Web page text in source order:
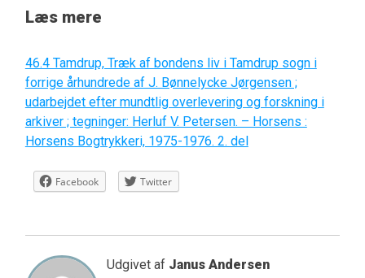
Læs mere
46.4 Tamdrup, Træk af bondens liv i Tamdrup sogn i
forrige århundrede af J. Bønnelycke Jørgensen ;
udarbejdet efter mundtlig overlevering og forskning i
arkiver ; tegninger: Herluf V. Petersen. – Horsens :
Horsens Bogtrykkeri, 1975-1976. 2. del
Facebook Twitter
Udgivet af Janus Andersen